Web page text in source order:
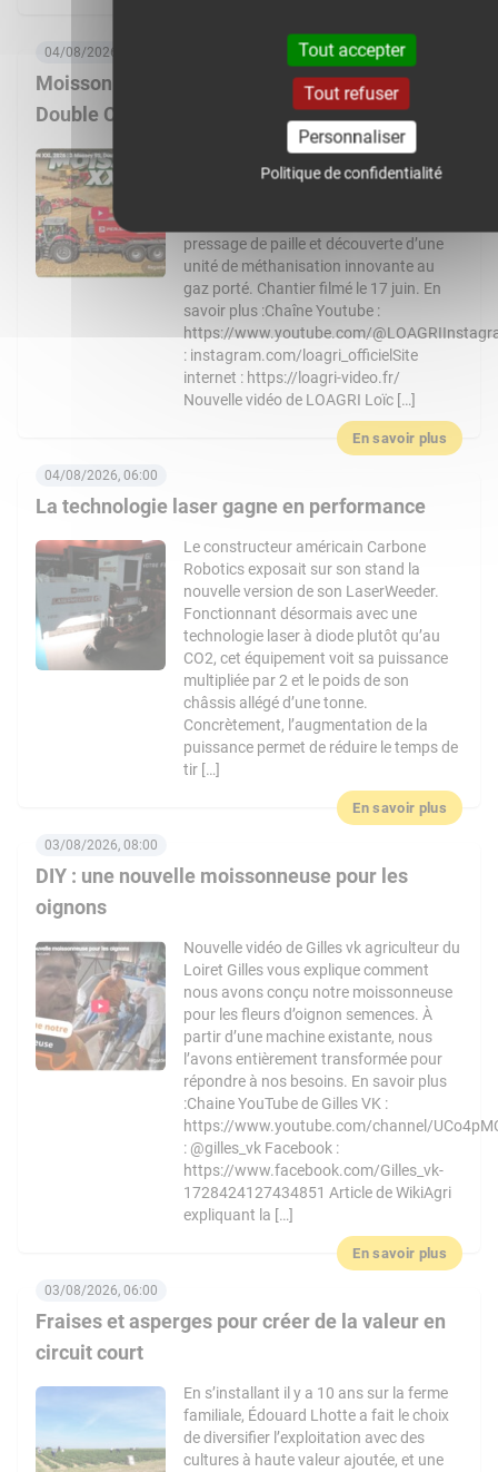
Moisson XXL 2026 : 3 Massey Ferguson 9S,
Double CR… Un chantier de folie !
04/08/2026, 08:00
Nouvelle vidéo de LOAGRI Loïc vous
emmène au cœur d’un chantier de
pressage de paille et découverte d’une
unité de méthanisation innovante au
gaz porté. Chantier filmé le 17 juin. En
savoir plus :Chaîne Youtube :
https://www.youtube.com/
: instagram.com/loagri_officielSite
internet : https://loagri-video.fr/
Nouvelle vidéo de LOAGRI Loïc […]
En savoir plus
La technologie laser gagne en performance
04/08/2026, 06:00
Le constructeur américain Carbone
Robotics exposait sur son stand la
nouvelle version de son LaserWeeder.
Fonctionnant désormais avec une
technologie laser à diode plutôt qu’au
CO2, cet équipement voit sa puissance
multipliée par 2 et le poids de son
châssis allégé d’une tonne.
Concrètement, l’augmentation de la
puissance permet de réduire le temps de
tir […]
En savoir plus
DIY : une nouvelle moissonneuse pour les
oignons
03/08/2026, 08:00
Nouvelle vidéo de Gilles vk agriculteur du
Loiret Gilles vous explique comment
nous avons conçu notre moissonneuse
pour les fleurs d’oignon semences. À
partir d’une machine existante, nous
l’avons entièrement transformée pour
répondre à nos besoins. En savoir plus
:Chaine YouTube de Gilles VK :
https://www.youtube.com/channel/
: @gilles_vk Facebook :
https://www.facebook.com/Gilles_vk-
1728424127434851 Article de WikiAgri
expliquant la […]
En savoir plus
Fraises et asperges pour créer de la valeur en
circuit court
03/08/2026, 06:00
En s’installant il y a 10 ans sur la ferme
familiale, Édouard Lhotte a fait le choix
de diversifier l’exploitation avec des
cultures à haute valeur ajoutée, et une
Tout accepter
Tout refuser
Personnaliser
Politique de confidentialité